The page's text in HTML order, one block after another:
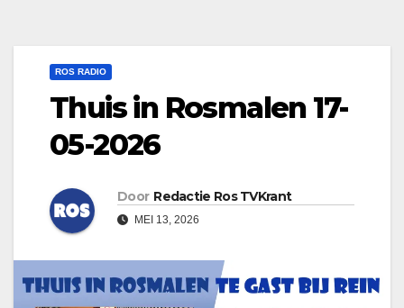
ROS RADIO
Thuis in Rosmalen 17-
05-2026
Door Redactie Ros TVKrant
MEI 13, 2026